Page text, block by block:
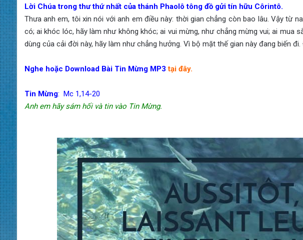
Lời Chúa trong thư thứ nhất của thánh Phaolô tông đồ gửi tín hữu Côrintô.
Thưa anh em, tôi xin nói với anh em điều này: thời gian chẳng còn bao lâu. Vậy từ
có; ai khóc lóc, hãy làm như không khóc; ai vui mừng, như chẳng mừng vui; ai mua
dùng của cải đời này, hãy làm như chẳng hưởng. Vì bộ mặt thế gian này đang biến đi.
Nghe hoặc Download Bài Tin Mừng MP3 tại đây.
Tin Mừng: Mc 1,14-20
Anh em hãy sám hối và tin vào Tin Mừng.